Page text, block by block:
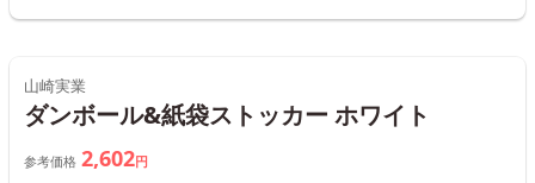
山崎実業
ダンボール&紙袋ストッカー ホワイト
参考価格 2,602円